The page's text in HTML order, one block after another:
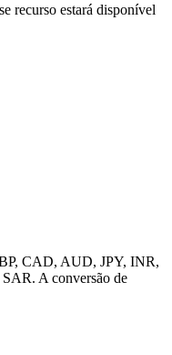
recurso estará disponível
CAD, AUD, JPY, INR,
A conversão de